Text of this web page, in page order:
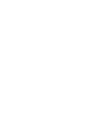
فيه
كيف
جدية